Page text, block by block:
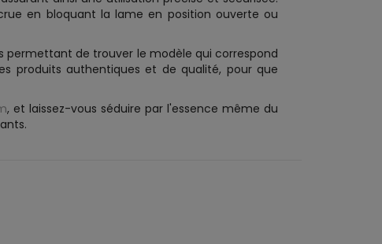
en bloquant la lame en position ouverte ou
permettant de trouver le modèle qui correspond
produits authentiques et de qualité, pour que
, et laissez-vous séduire par l'essence même du